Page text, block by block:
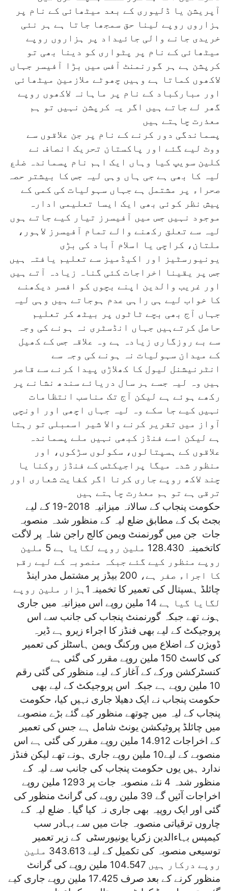
آپریشن یا ڈلیوری کے بعد میٹھائی کے نام پر
ہزاروں روپے لینا حق سمجھا جاتا ہے ہر نئی
خریدی جانے والی جائیداد پر ہزاروں روپے
میٹھائی کے نام پر پٹواری کو دینا بھی تو
کرپشن ہے ہر گورنمنٹ آفس میں بڑا آفیسر جہاں
لاکھوں کماتا ہے وہیں چھوٹے ملازمین میٹھائی
اور مبارکباد کے نام پر ماہانہ لاکھوں روپے
گھر لے جاتے ہیں اگر یہ کرپشن نہیں تو ہم
معذرت چاہتے ہیں
پسماندگی دور کرنے کے نام پر جن علاقوں سے
ووٹ لیے گئے اور پاکستان تحریک انصاف نے
کلین سویپ کیا وہاں ایک اہم نام پسماندہ ضلع
لیہ کا بھی ہے جی ہاں وہی لیہ جس کا بیشتر حصہ
صحراء پر مشتمل ہے جہاں سہولیات کی کمی کے
پیش نظر کوئی بھی ایک ایسا تعلیمی ادارہ
موجود نہیں جس میں آفیسرز تیار کیے جاتے ہوں
لیہ سے تعلق رکھنے والے تمام آفیسرز لاہور،
ملتان، کراچی یا اسلام آباد کی بڑی
یونیورسٹیز اور اکیڈمیز سے تعلیم یافتہ ہیں
جس پر یقینا اخراجات کئی گناہ زیادہ آتے ہیں
اور غریب والدین اپنے بچوں کو افسر دیکھنے
کا خواب لیے ہی راہی عدم ہوجاتے ہیں وہی لیہ
جہاں آج بھی بچے ٹاٹوں پر بیٹھ کر تعلیم
حاصل کرتےہیں جہاں انڈسٹری نہ ہونے کی وجہ
سے بے روزگاری زیادہ ہے وہ علاقہ جس کے کھیل
کے میدان سہولیات نہ ہونے کی وجہ سے
انٹرنیشنل لیول کا کھلاڑی پیدا کرنے سے قاصر
ہیں وہ لیہ جسے ہر سال دریائے سندھ نشانے پر
رکھے ہوئے ہے لیکن آج تک مناسب انتظامات
نہیں کیے جا سکے وہ لیہ جہاں اچھی اور اونچی
آواز میں تقریر کرنے والا شیر اسمبلی تو رہتا
ہے لیکن اسے فنڈز کبھی نہیں ملے پسماندہ
علاقوں کے ہسپتالوں، سکولوں سڑکوں، اور
منظور شدہ میگا پراجیکٹس کے فنڈز روکنا یا
چند لاکھ روپے جاری کرنا اگر کفایت شعاری اور
ترقی ہے تو ہم معذرت چاہتے ہیں
حکومت پنجاب کے سالانہ میزانیہ 2018-19 کے لیے
بجٹ بک کے مطابق ضلع لیہ کے منظور شدہ منصوبہ
جات جن میں گورنمنٹ ویمن کالج راجن شاہ پر لاگت
کاتخمینہ 128.430 ملین روپے لگایا ہے 5 ملین
روپے منظور کیے گئے جبکہ منصوبہ کے لیے رقم
کا اجراء صفر ہے، 200 بیڈز پر مشتمل مدر اینڈ
چائلڈ ہسپتال کی تعمیر کا تخمینہ1ہزار ملین روپے
لگایا گیا ہے 14 ملین روپے اس میزانیہ میں جاری
ہونے تھے جبکہ گورنمنٹ پنجاب کی جانب سے اس
پروجیکٹ کے لیے بھی فنڈز کا اجراء زیرو ہے ڈیرہ
ڈویژن کے اضلاع میں ورکنگ ویمن ہاسٹلز کی تعمیر
کی کاسٹ 150 ملین روپے مقرر کی گئی ہے
کنسٹرکشن ورکے کے آغاز کے لیے منظور کی گئی رقم
10 ملین روپے ہے جبکہ اس پروجیکٹ کے لیے بھی
حکومت پنجاب نے ایک دھیلا جاری نہیں کیا، حکومت
پنجاب کے لیہ میں چوتھے منظور کیے گئے بڑے منصوبے
میں چائلڈ پروٹیکشن یونٹ شامل ہے جس کی تعمیر
کے اخراجات 14.912 ملین روپے مقرر کی گئی ہے اس
منصوبے کے لیے10 ملین روپے جاری ہونے تھے لیکن فنڈز
ندارد ہیں یوں حکومت پنجاب کی جانب سے لیہ کے
منظور شدہ 4 نئے منصوبہ جات پر 1293 ملین روپے
اخراجات آئیں گے 39 ملین روپے کی گرانٹ منظور کی
گئی اور ایک روپیہ بھی جاری نہ کیا گیا۔ ضلع لیہ کے
چاروں ترقیاتی منصوبہ جات میں سے بہادر سب
کیمپس بہاءالدین زکریا یونیورسٹی کے زیر تعمیر
توسیعی منصوبہ کی تکمیل کے لیے 343.613 ملین
روپے درکار ہیں 104.547 ملین روپے کی گرانٹ
منظور کرنے کے بعد صرف 17.425 ملین روپے جاری کیے